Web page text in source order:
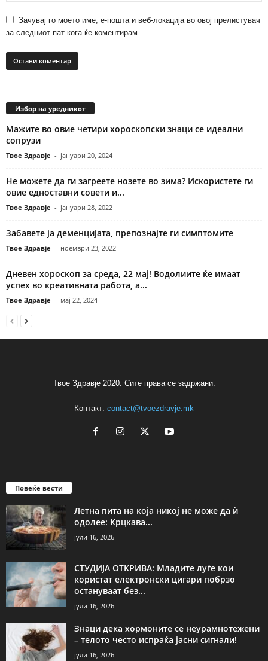
Зачувај го моето име, е-пошта и веб-локација во овој прелистувач
за следниот пат кога ќе коментирам.
Избор на уредникот
Мажите во овие четири хороскопски знаци се идеални
сопрузи
Твое Здравје - јануари 20, 2024
Не можете да ги загреете нозете во зима? Искористете ги
овие едноставни совети и...
Твое Здравје - јануари 28, 2022
Забавете ја деменцијата, препознајте ги симптомите
Твое Здравје - ноември 23, 2022
Дневен хороскоп за среда, 22 мај! Водолиите ќе имаат
успех во креативната работа, а...
Твое Здравје - мај 22, 2024
Твое Здравје 2020. Сите права се задржани.
Контакт: contact@tvoezdravje.mk
Повеќе вести
Летна пита на која никој не може да ѝ
одолее: Крцкава...
јули 16, 2026
СТУДИЈА ОТКРИВА: Младите луѓе кои
користат електронски цигари побрзо
остануваат без...
јули 16, 2026
Знаци дека хормоните се неурамнотежени
– телото често испраќа јасни сигнали!
јули 16, 2026